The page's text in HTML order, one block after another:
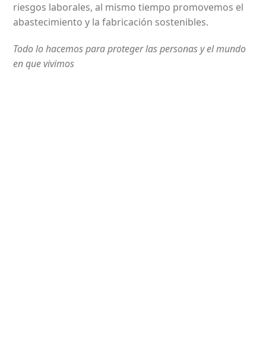
riesgos laborales, al mismo tiempo promovemos el
abastecimiento y la fabricación sostenibles.
Todo lo hacemos para proteger las personas y el mundo
en que vivimos